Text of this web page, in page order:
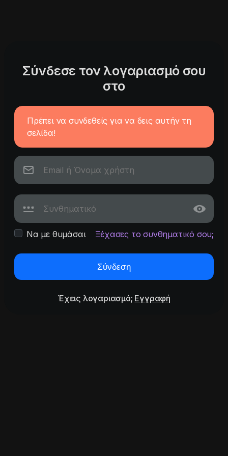
Σύνδεσε τον λογαριασμό σου
στο
Πρέπει να συνδεθείς για να δεις αυτήν τη
σελίδα!
Να με θυμάσαι Ξέχασες το συνθηματικό σου;
Σύνδεση
Έχεις λογαριασμό; Εγγραφή